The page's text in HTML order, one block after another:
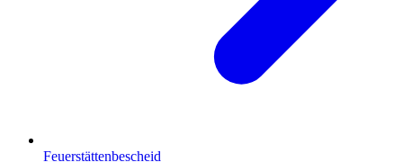
Feuerstättenbescheid